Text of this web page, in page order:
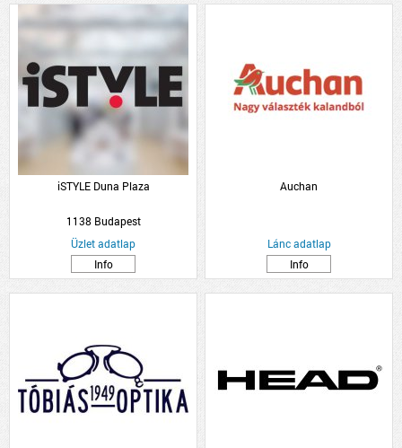
iSTYLE Duna Plaza
1138 Budapest
Üzlet adatlap
Info
Auchan
Lánc adatlap
Info